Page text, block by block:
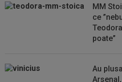
MM
ce
poate”
Au